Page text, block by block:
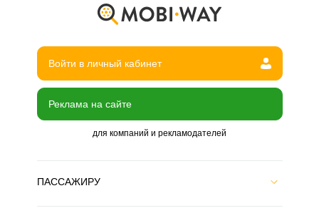
Войти в личный кабинет
Реклама на сайте
для компаний и рекламодателей
ПАССАЖИРУ